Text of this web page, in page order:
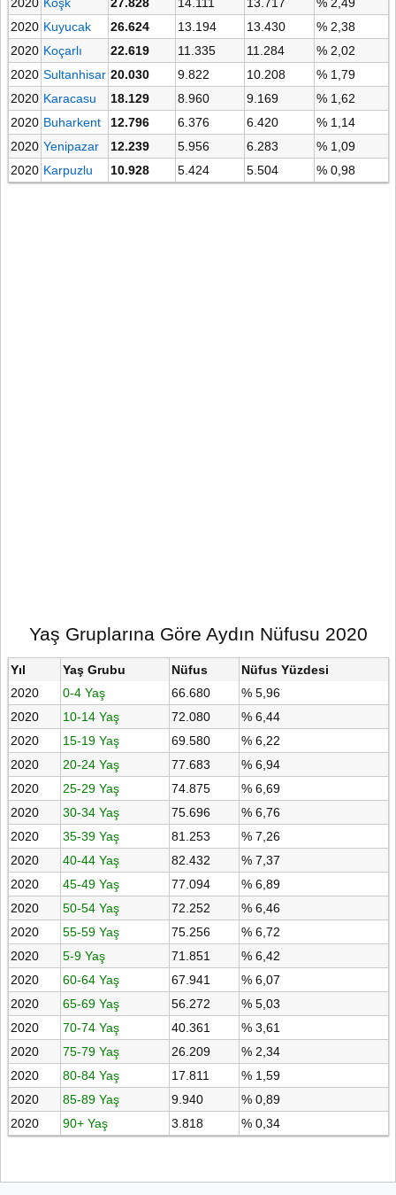
2020 Kuyucak 26.624 13.194 13.430
% 2,38
2020 Koçarlı 22.619 11.335 11.284
% 2,02
2020 Sultanhisar 20.030 9.822 10.208
% 1,79
2020 Karacasu 18.129 8.960 9.169
% 1,62
2020 Buharkent 12.796 6.376 6.420
% 1,14
2020 Yenipazar 12.239 5.956 6.283
% 1,09
2020 Karpuzlu 10.928 5.424 5.504 % 0,98
Yaş Gruplarına Göre Aydın Nüfusu 2020
Yıl Yaş Grubu Nüfus
Nüfus Yüzdesi
2020
0-4 Yaş 66.680
% 5,96
2020
10-14 Yaş 72.080
% 6,44
2020
15-19 Yaş 69.580
% 6,22
2020
20-24 Yaş 77.683
% 6,94
2020
25-29 Yaş 74.875
% 6,69
2020
30-34 Yaş 75.696
% 6,76
2020
35-39 Yaş 81.253
% 7,26
2020
40-44 Yaş 82.432
% 7,37
2020
45-49 Yaş 77.094
% 6,89
2020
50-54 Yaş 72.252
% 6,46
2020
55-59 Yaş 75.256
% 6,72
2020
5-9 Yaş 71.851
% 6,42
2020
60-64 Yaş 67.941
% 6,07
2020
65-69 Yaş 56.272
% 5,03
2020
70-74 Yaş 40.361
% 3,61
2020
75-79 Yaş 26.209
% 2,34
2020
80-84 Yaş 17.811
% 1,59
2020
85-89 Yaş 9.940
% 0,89
2020
90+ Yaş 3.818 % 0,34